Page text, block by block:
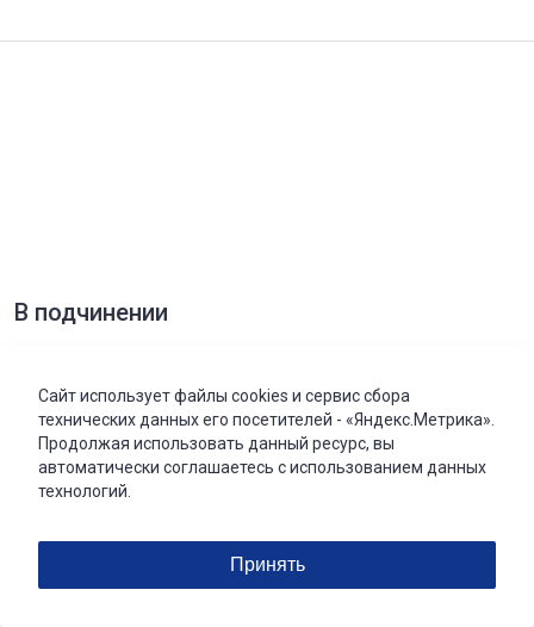
Сайт использует файлы cookies и сервис сбора
технических данных его посетителей - «Яндекс.Метрика».
Продолжая использовать данный ресурс, вы
автоматически соглашаетесь с использованием данных
технологий.
Принять
В подчинении
Поделиться